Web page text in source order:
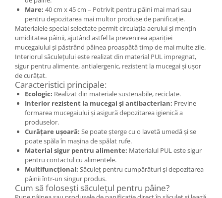
Set bijuterii
Bijuterii din lemn
Colier / Pandantiv
Cercei
Set bijuterii
Brățară
Bijuterii fără metal
Brățară
Bijuterii - Alte
Suport bijuterii
Semn de carte
Accesorii
Produse personalizate (mărturii)
Produse zero waste
Mare: 40 cm x 45 cm – Potrivit pentru pâini mai mari sau
pentru depozitarea mai multor produse de panificație.
Materialele special selectate permit circulația aerului și mențin
umiditatea pâinii, ajutând astfel la prevenirea apariției
mucegaiului și păstrând pâinea proaspătă timp de mai multe zile.
Interiorul săculețului este realizat din material PUL impregnat,
sigur pentru alimente, antialergenic, rezistent la mucegai și ușor
de curățat.
Caracteristici principale:
Ecologic: Realizat din materiale sustenabile, reciclate.
Interior rezistent la mucegai și antibacterian: Previne
formarea mucegaiului și asigură depozitarea igienică a
produselor.
Curățare ușoară: Se poate șterge cu o lavetă umedă și se
poate spăla în mașina de spălat rufe.
Material sigur pentru alimente: Materialul PUL este sigur
pentru contactul cu alimentele.
Multifuncțional: Săculeț pentru cumpărături și depozitarea
pâinii într-un singur produs.
Cum să folosești săculețul pentru pâine?